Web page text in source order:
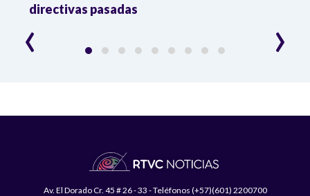
directivas pasadas
‹ ›
Av. El Dorado Cr. 45 # 26 - 33 - Teléfonos (+57)(601) 2200700